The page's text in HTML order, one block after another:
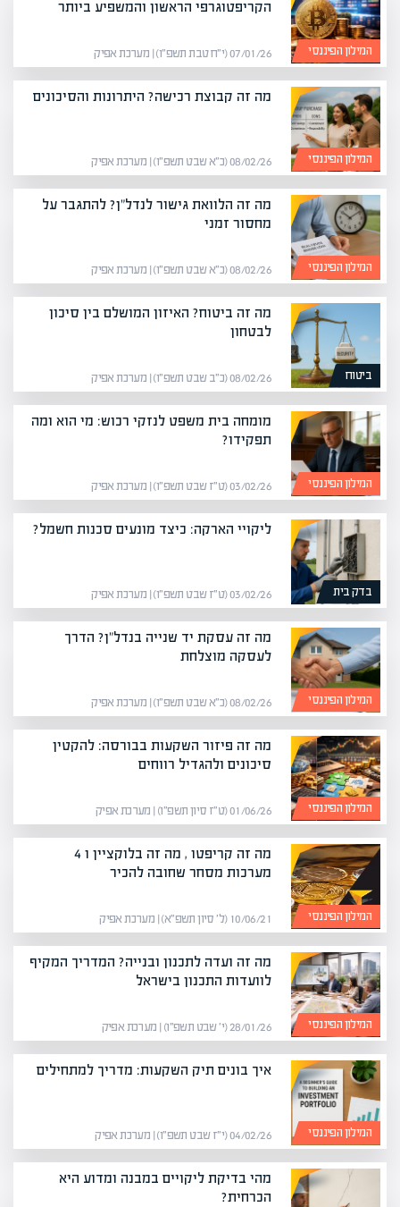
המילון הפיננסי
הקריפטוגרפי הראשון והמשפיע ביותר
07/01/26 (י״ח טבת תשפ״ו) | מערכת אפיק
המילון הפיננסי
מה זה קבוצת רכישה? היתרונות והסיכונים
08/02/26 (כ״א שבט תשפ״ו) | מערכת אפיק
המילון הפיננסי
מה זה הלוואת גישור לנדל"ן? להתגבר על
מחסור זמני
08/02/26 (כ״א שבט תשפ״ו) | מערכת אפיק
ביטוח
מה זה ביטוח? האיזון המושלם בין סיכון
לבטחון
08/02/26 (כ״ב שבט תשפ״ו) | מערכת אפיק
המילון הפיננסי
מומחה בית משפט לנזקי רכוש: מי הוא ומה
תפקידו?
03/02/26 (ט״ז שבט תשפ״ו) | מערכת אפיק
בדק בית
ליקויי הארקה: כיצד מונעים סכנות חשמל?
03/02/26 (ט״ז שבט תשפ״ו) | מערכת אפיק
המילון הפיננסי
מה זה עסקת יד שנייה בנדל"ן? הדרך
לעסקה מוצלחת
08/02/26 (כ״א שבט תשפ״ו) | מערכת אפיק
המילון הפיננסי
מה זה פיזור השקעות בבורסה: להקטין
סיכונים ולהגדיל רווחים
01/06/26 (ט״ז סיון תשפ״ו) | מערכת אפיק
המילון הפיננסי
מה זה קריפטו , מה זה בלוקציין ו 4
מערכות מסחר שחובה להכיר
10/06/21 (ל׳ סיון תשפ״א) | מערכת אפיק
המילון הפיננסי
מה זה ועדה לתכנון ובנייה? המדריך המקיף
לוועדות התכנון בישראל
28/01/26 (י׳ שבט תשפ״ו) | מערכת אפיק
המילון הפיננסי
איך בונים תיק השקעות: מדריך למתחילים
04/02/26 (י״ז שבט תשפ״ו) | מערכת אפיק
מהי בדיקת ליקויים במבנה ומדוע היא
הכרחית?